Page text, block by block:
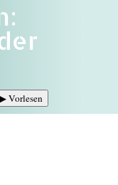
▶Vorlesen